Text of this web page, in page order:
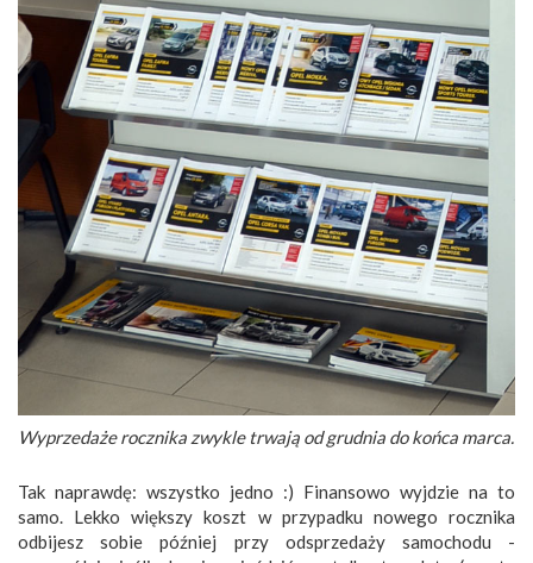
Wyprzedaże rocznika zwykle trwają od grudnia do końca marca.
Tak naprawdę: wszystko jedno :) Finansowo wyjdzie na to
samo. Lekko większy koszt w przypadku nowego rocznika
odbijesz sobie później przy odsprzedaży samochodu -